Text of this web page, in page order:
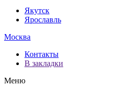
Якутск
Ярославль
Москва
Контакты
В закладки
Меню